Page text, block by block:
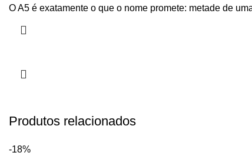
O A5 é exatamente o que o nome promete: metade de
Produtos relacionados
-18%